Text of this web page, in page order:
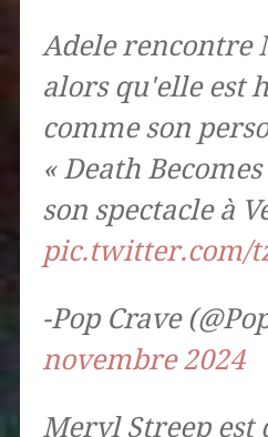
Adele rencontre
alors qu'elle est
comme son
« Death
son spectacle à
pic.twitter.com/
-Pop Crave
novembre 2024
Meryl Streep est